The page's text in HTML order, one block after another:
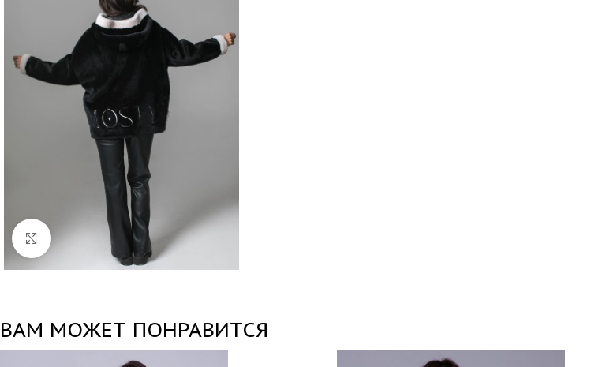
Нажмите, чтобы увеличить
ВАМ МОЖЕТ ПОНРАВИТСЯ